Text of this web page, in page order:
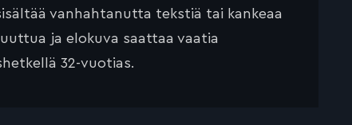
vanhahtanutta tekstiä tai kankeaa
ja elokuva saattaa vaatia
32-vuotias.